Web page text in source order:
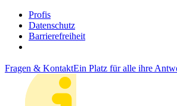
Profis
Datenschutz
Barrierefreiheit
Fragen & KontaktEin Platz für alle ihre